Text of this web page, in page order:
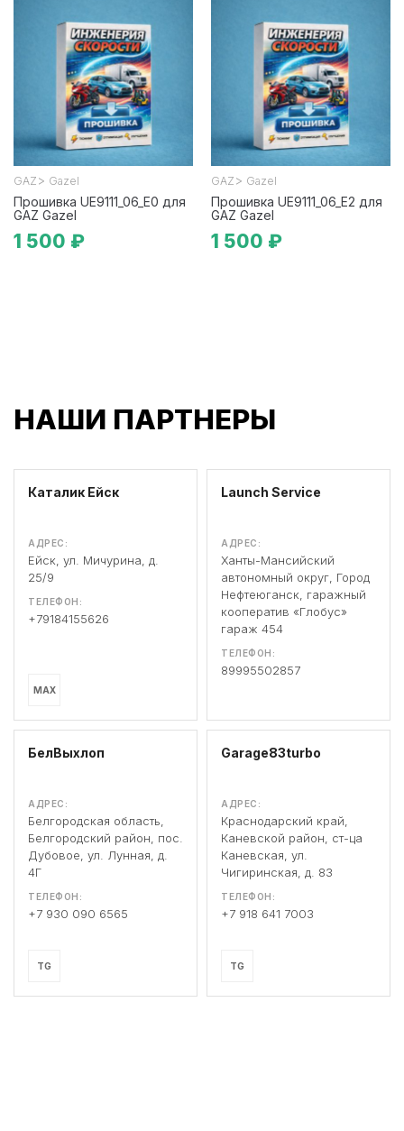
GAZ > Gazel
Прошивка UE9111_06_E0 для
GAZ Gazel
1 500 ₽
GAZ > Gazel
Прошивка UE9111_06_E2 для
GAZ Gazel
1 500 ₽
НАШИ ПАРТНЕРЫ
Каталик Ейск
АДРЕС:
Ейск, ул. Мичурина, д.
25/9
ТЕЛЕФОН:
+79184155626
MAX
Launch Service
АДРЕС:
Ханты-Мансийский
автономный округ, Город
Нефтеюганск, гаражный
кооператив «Глобус»
гараж 454
ТЕЛЕФОН:
89995502857
БелВыхлоп
АДРЕС:
Белгородская область,
Белгородский район, пос.
Дубовое, ул. Лунная, д.
4Г
ТЕЛЕФОН:
+7 930 090 6565
TG
Garage83turbo
АДРЕС:
Краснодарский край,
Каневской район, ст-ца
Каневская, ул.
Чигиринская, д. 83
ТЕЛЕФОН:
+7 918 641 7003
TG